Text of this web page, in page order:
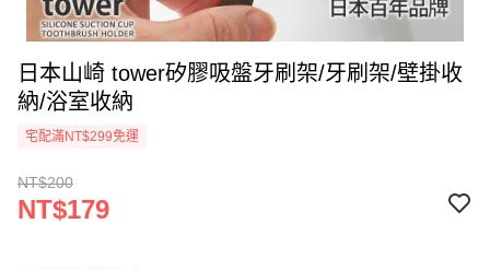
日本山崎 tower矽膠吸盤牙刷架/牙刷架/壁掛收
納/浴室收納
宅配滿NT$299免運
NT$200
NT$179